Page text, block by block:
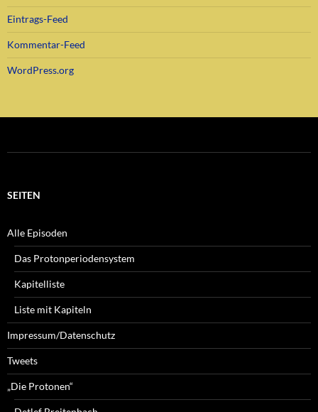
Eintrags-Feed
Kommentar-Feed
WordPress.org
SEITEN
Alle Episoden
Das Protonperiodensystem
Kapitelliste
Liste mit Kapiteln
Impressum/Datenschutz
Tweets
„Die Protonen“